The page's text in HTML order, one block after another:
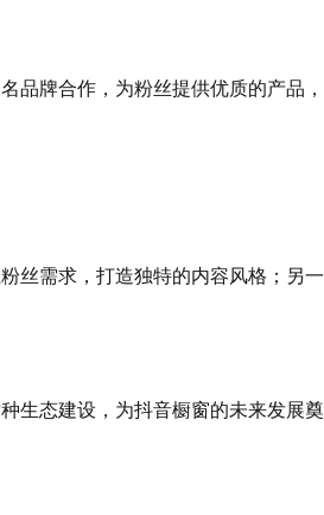
品牌合作，为粉丝提供优质的产品，
丝需求，打造独特的内容风格；另一
生态建设，为抖音橱窗的未来发展奠